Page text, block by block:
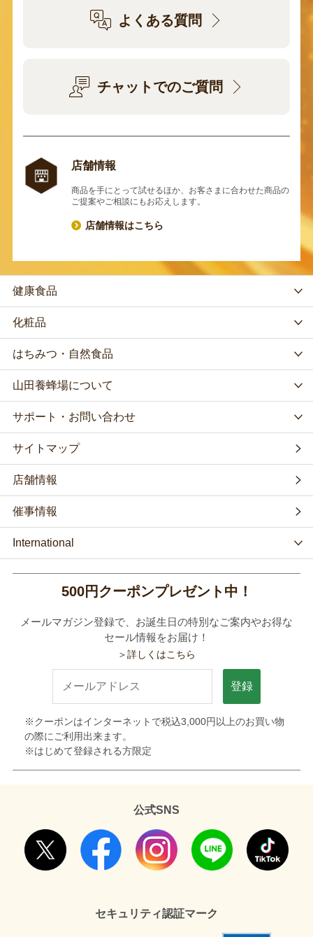
よくある質問
チャットでのご質問
店舗情報
商品を手にとって試せるほか、お客さまに合わせた商品の
ご提案やご相談にもお応えします。
店舗情報はこちら
健康食品
化粧品
はちみつ・自然食品
山田養蜂場について
サポート・お問い合わせ
サイトマップ
店舗情報
催事情報
International
500円クーポンプレゼント中！
メールマガジン登録で、お誕生日の特別なご案内やお得な
セール情報をお届け！
＞詳しくはこちら
登録
※クーポンはインターネットで税込3,000円以上のお買い物
の際にご利用出来ます。
※はじめて登録される方限定
公式SNS
セキュリティ認証マーク